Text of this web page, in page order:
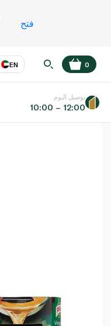
فتح
EN
عر
0
توصيل اليوم
10:00 – 12:00